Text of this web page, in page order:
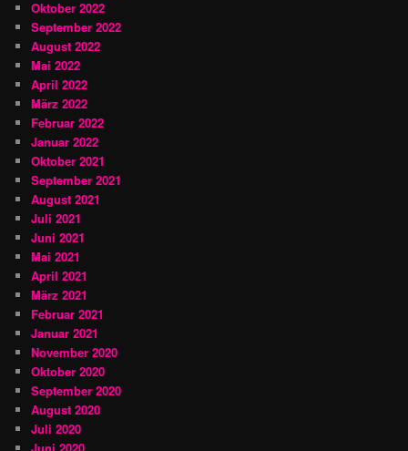
Oktober 2022
September 2022
August 2022
Mai 2022
April 2022
März 2022
Februar 2022
Januar 2022
Oktober 2021
September 2021
August 2021
Juli 2021
Juni 2021
Mai 2021
April 2021
März 2021
Februar 2021
Januar 2021
November 2020
Oktober 2020
September 2020
August 2020
Juli 2020